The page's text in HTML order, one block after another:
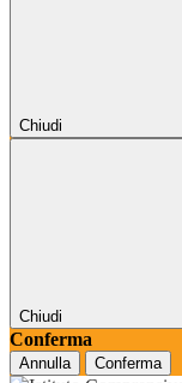
Chiudi
Chiudi
Conferma
Annulla Conferma